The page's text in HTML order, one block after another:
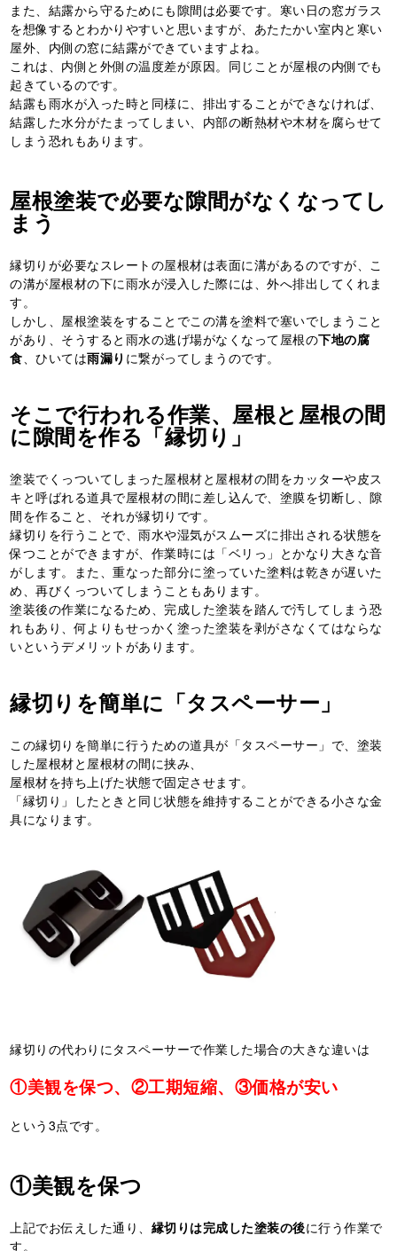
また、結露から守るためにも隙間は必要です。寒い日の窓ガラス
を想像するとわかりやすいと思いますが、あたたかい室内と寒い
屋外、内側の窓に結露ができていますよね。
これは、内側と外側の温度差が原因。同じことが屋根の内側でも
起きているのです。
結露も雨水が入った時と同様に、排出することができなければ、
結露した水分がたまってしまい、内部の断熱材や木材を腐らせて
しまう恐れもあります。
屋根塗装で必要な隙間がなくなってし
まう
縁切りが必要なスレートの屋根材は表面に溝があるのですが、こ
の溝が屋根材の下に雨水が浸入した際には、外へ排出してくれま
す。
しかし、屋根塗装をすることでこの溝を塗料で塞いでしまうこと
があり、そうすると雨水の逃げ場がなくなって屋根の下地の腐
食、ひいては雨漏り に繋がってしまうのです。
そこで行われる作業、屋根と屋根の間
に隙間を作る「縁切り」
塗装でくっついてしまった屋根材と屋根材の間をカッターや皮ス
キと呼ばれる道具で屋根材の間に差し込んで、塗膜を切断し、隙
間を作ること、それが縁切りです。
縁切りを行うことで、雨水や湿気がスムーズに排出される状態を
保つことができますが、作業時には「ベリっ」とかなり大きな音
がします。また、重なった部分に塗っていた塗料は乾きが遅いた
め、再びくっついてしまうこともあります。
塗装後の作業になるため、完成した塗装を踏んで汚してしまう恐
れもあり、何よりもせっかく塗った塗装を剥がさなくてはならな
いというデメリットがあります。
縁切りを簡単に「タスペーサー」
この縁切りを簡単に行うための道具が「タスペーサー」で、塗装
した屋根材と屋根材の間に挟み、
屋根材を持ち上げた状態で固定させます。
「縁切り」したときと同じ状態を維持することができる小さな金
具になります。
縁切りの代わりにタスペーサーで作業した場合の大きな違いは
①美観を保つ、②工期短縮、③価格が安い
という 3点です。
①美観を保つ
上記でお伝えした通り、 縁切りは完成した塗装の後に行う作業で
す。